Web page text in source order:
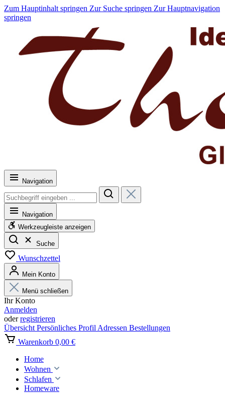
Zum Hauptinhalt springen Zur Suche springen Zur Hauptnavigation
springen
Navigation
Navigation
Werkzeugleiste anzeigen
Suche
Wunschzettel
Mein Konto
Menü schließen
Ihr Konto
Anmelden
oderregistrieren
Übersicht Persönliches Profil Adressen Bestellungen
Warenkorb 0,00 €
Home
Wohnen
Schlafen
Homeware